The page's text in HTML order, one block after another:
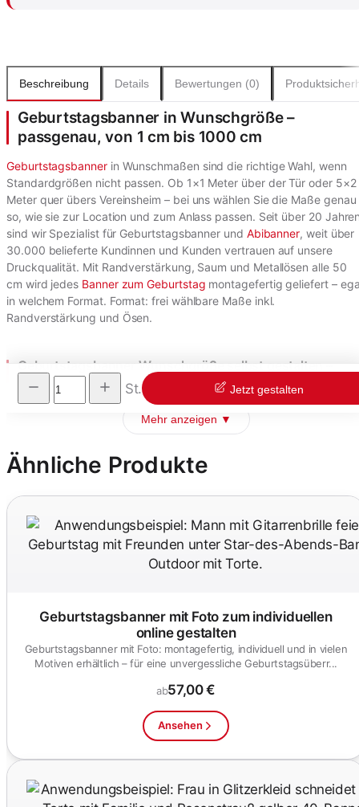
Beschreibung Details Bewertungen (0)
Geburtstagsbanner in Wunschgröße –
passgenau, von 1 cm bis 1000 cm
Geburtstagsbannerin Wunschmaßen sind die richtige Wahl, wenn
Standardgrößen nicht passen. Ob 1×1 Meter über der Tür oder 5×2
Meter quer übers Vereinsheim – bei uns wählen Sie die Maße genau
so, wie sie zur Location und zum Anlass passen. Seit über 20
sind wir Spezialist für Geburtstagsbanner und Abibanner, weit über
30.000 belieferte Kundinnen und Kunden vertrauen auf unsere
Druckqualität. Mit Randverstärkung, Saum und Metallösen alle 50
cm wird jedes Banner zum Geburtstag montagefertig geliefert –
in welchem Format. Format: frei wählbare Maße inkl.
Randverstärkung und Ösen.
Geburtstagsbanner Wunschgröße selbst gestalten –
Format, Motiv, Spruch
Mehr anzeigen ▼
Ähnliche Produkte
Geburtstagsbanner mit Foto zum individuellen
online gestalten
Geburtstagsbanner mit Foto: montagefertig, individuell und in vielen
Motiven erhältlich – für eine unvergessliche Geburtstagsüberr...
ab57,00 €
Ansehen
St. Jetzt gestalten